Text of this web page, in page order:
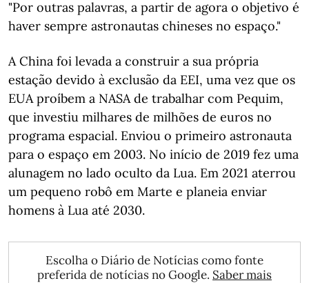
"Por outras palavras, a partir de agora o objetivo é
haver sempre astronautas chineses no espaço."
A China foi levada a construir a sua própria
estação devido à exclusão da EEI, uma vez que os
EUA proíbem a NASA de trabalhar com Pequim,
que investiu milhares de milhões de euros no
programa espacial. Enviou o primeiro astronauta
para o espaço em 2003. No início de 2019 fez uma
alunagem no lado oculto da Lua. Em 2021 aterrou
um pequeno robô em Marte e planeia enviar
homens à Lua até 2030.
Escolha o Diário de Notícias como fonte
preferida de notícias no Google. Saber mais